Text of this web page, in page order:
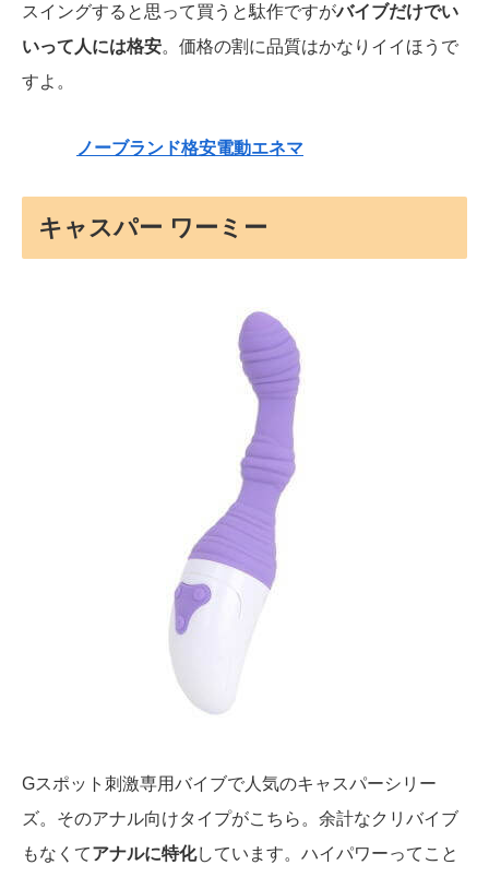
スイングすると思って買うと駄作ですがバイブだけでい
いって人には格安。価格の割に品質はかなりイイほうで
すよ。
ノーブランド格安電動エネマ
キャスパー ワーミー
Gスポット刺激専用バイブで人気のキャスパーシリー
ズ。そのアナル向けタイプがこちら。余計なクリバイブ
もなくてアナルに特化しています。ハイパワーってこと